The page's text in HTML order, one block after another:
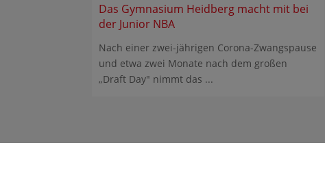
Das Gymnasium Heidberg macht mit bei
der Junior NBA
Nach einer zwei-jährigen Corona-Zwangspause
und etwa zwei Monate nach dem großen
„Draft Day" nimmt das ...